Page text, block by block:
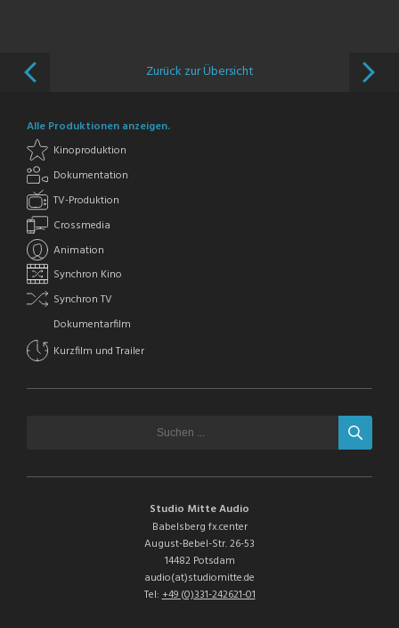
Zurück zur Übersicht
Alle Produktionen anzeigen.
Kinoproduktion
Dokumentation
TV-Produktion
Crossmedia
Animation
Synchron Kino
Synchron TV
Dokumentarfilm
Kurzfilm und Trailer
Studio Mitte Audio
Babelsberg fx.center
August-Bebel-Str. 26-53
14482 Potsdam
audio(at)studiomitte.de
Tel:+49 (0)331-242621-01